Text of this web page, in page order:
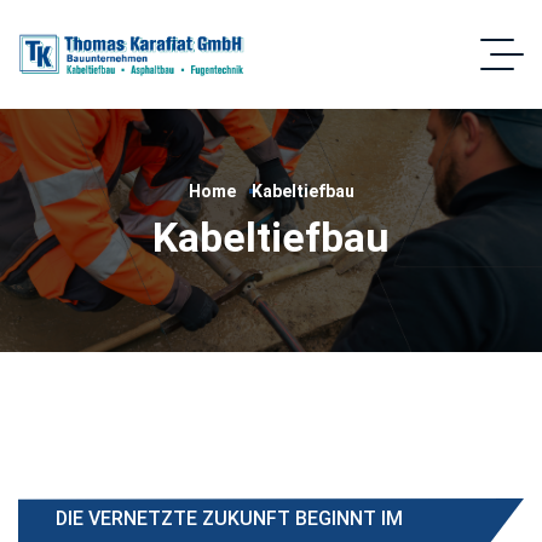
Home Kabeltiefbau
Kabeltiefbau
DIE VERNETZTE ZUKUNFT BEGINNT IM